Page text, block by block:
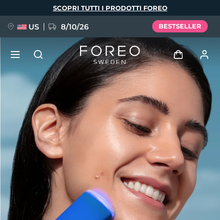
SCOPRI TUTTI I PRODOTTI FOREO
US 8/10/26 BESTSELLER
Accedi
Profilo utente
I miei dispositivi
I miei ordini
I miei indirizzi
I miei abbonamenti
NUOVO
FAQ™ Pure Beauty-Tech Elixir
BREAKING NEWS
issa™ Teeth Whitening Set
Lingua
English Deutsch
Español
Français
Português
Polski
Русский
Türkçe
简体中文 繁體中文